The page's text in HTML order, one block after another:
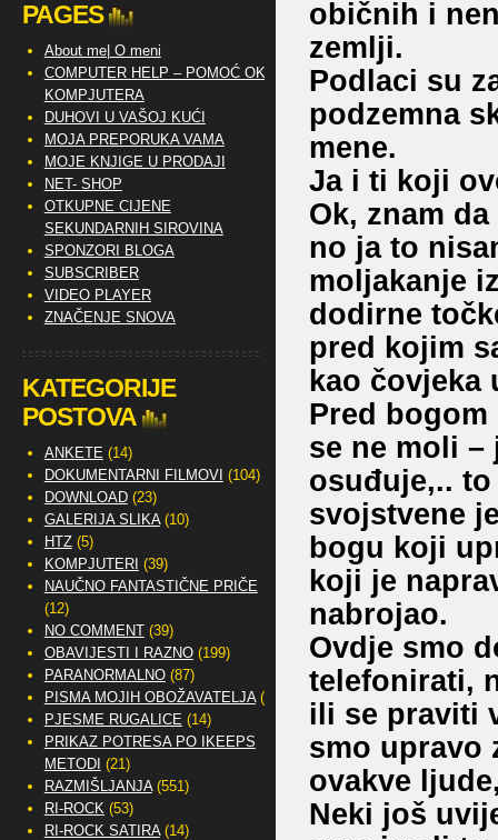
običnih i
zemlji.
Podlaci su
podzemna
mene.
Ja i ti koji
Ok, znam
no ja to
moljakanje
dodirne
pred kojim
kao čovjeka
Pred
se ne moli –
osuđuje,..
svojstvene
bogu koji
koji je
nabrojao.
Ovdje smo
telefonirati,
ili se praviti
smo upravo
ovakve
Neki još
PAGES
About me| O meni
COMPUTER HELP – POMOĆ OKO
KOMPJUTERA
DUHOVI U VAŠOJ KUĆI
MOJA PREPORUKA VAMA
MOJE KNJIGE U PRODAJI
NET- SHOP
OTKUPNE CIJENE
SEKUNDARNIH SIROVINA
SPONZORI BLOGA
SUBSCRIBER
VIDEO PLAYER
ZNAČENJE SNOVA
KATEGORIJE
POSTOVA
ANKETE (14)
DOKUMENTARNI FILMOVI (104)
DOWNLOAD(23)
GALERIJA SLIKA(10)
HTZ(5)
KOMPJUTERI (39)
NAUČNO FANTASTIČNE PRIČE
(12)
NO COMMENT(39)
OBAVIJESTI I RAZNO(199)
PARANORMALNO(87)
PISMA MOJIH OBOŽAVATELJA(2)
PJESME RUGALICE (14)
PRIKAZ POTRESA PO IKEEPS
METODI (21)
RAZMIŠLJANJA(551)
RI-ROCK(53)
RI-ROCK SATIRA(14)